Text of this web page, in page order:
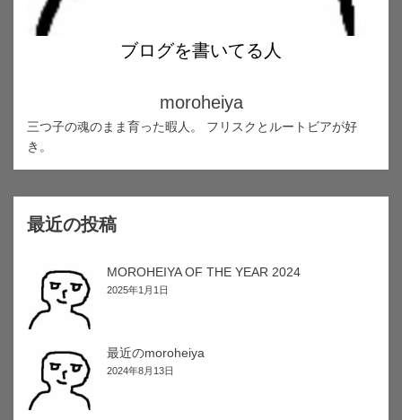
ブログを書いてる人
moroheiya
三つ子の魂のまま育った暇人。 フリスクとルートビアが好
き。
最近の投稿
MOROHEIYA OF THE YEAR 2024
2025年1月1日
最近のmoroheiya
2024年8月13日